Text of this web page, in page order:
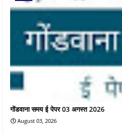
गोंडवाना समय ई पेपर 03 अगस्त 2026
August 03, 2026